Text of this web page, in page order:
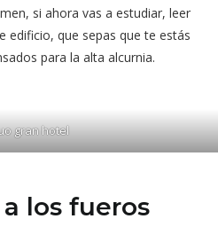
si ahora vas a estudiar, leer
edificio, que sepas que te estás
para la alta alcurnia.
gran hotel
los fueros